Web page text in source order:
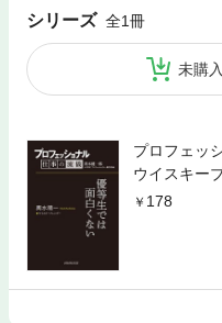
シリーズ 全1冊
未購
プロフェ
ウイスキー
178